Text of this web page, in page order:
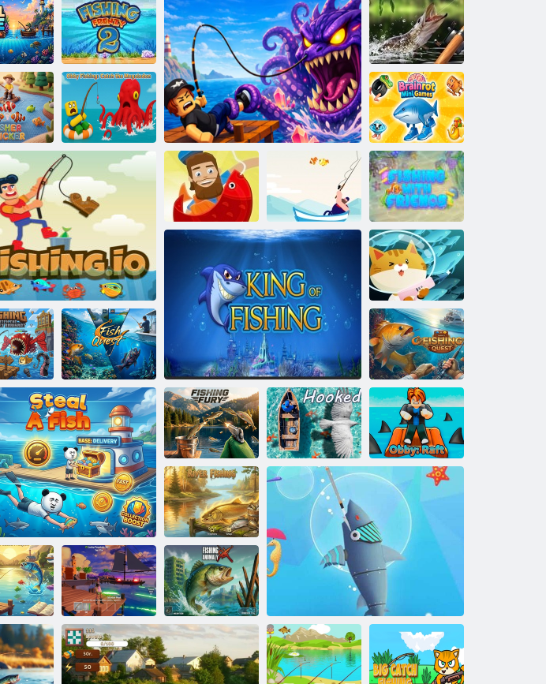
Baia
Fregio di pesca
2
Cattura mortale!
Mattina fermo
Clicker
Obby Fishing:
cattura il
Megalodonte
Minigiochi
Brainrot
Pesca. io
Hooked Inc
online
Il maestro di
pesce
Pescando con gli
amici
Re della pesca
Il FisherCat
online
cattura il
segreto
Ricerca del
pesce
Ricerca di pesca
Ruba un pesce
Furia di pesca Agganciato Obby: Zattera
Pesca fluviale
Inc Pesce Pazzo
Anomalia della
pesca